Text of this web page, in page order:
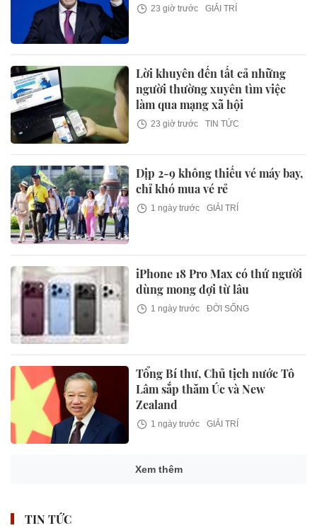
23 giờ trước GIẢI TRÍ
Lời khuyên đến tất cả những
người thường xuyên tìm việc
làm qua mạng xã hội
23 giờ trước TIN TỨC
Dịp 2-9 không thiếu vé máy bay,
chỉ khó mua vé rẻ
1 ngày trước GIẢI TRÍ
iPhone 18 Pro Max có thứ người
dùng mong đợi từ lâu
1 ngày trước ĐỜI SỐNG
Tổng Bí thư, Chủ tịch nước Tô
Lâm sắp thăm Úc và New
Zealand
1 ngày trước GIẢI TRÍ
Xem thêm
TIN TỨC